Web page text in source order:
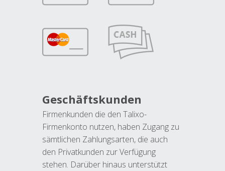
Geschäftskunden
Firmenkunden die den Talixo-
Firmenkonto nutzen, haben Zugang zu
sämtlichen Zahlungsarten, die auch
den Privatkunden zur Verfügung
stehen. Darüber hinaus unterstützt